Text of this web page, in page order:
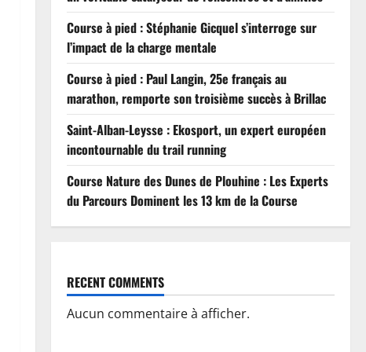
Course à pied : Stéphanie Gicquel s’interroge sur
l’impact de la charge mentale
Course à pied : Paul Langin, 25e français au
marathon, remporte son troisième succès à Brillac
Saint-Alban-Leysse : Ekosport, un expert européen
incontournable du trail running
Course Nature des Dunes de Plouhine : Les Experts
du Parcours Dominent les 13 km de la Course
RECENT COMMENTS
Aucun commentaire à afficher.